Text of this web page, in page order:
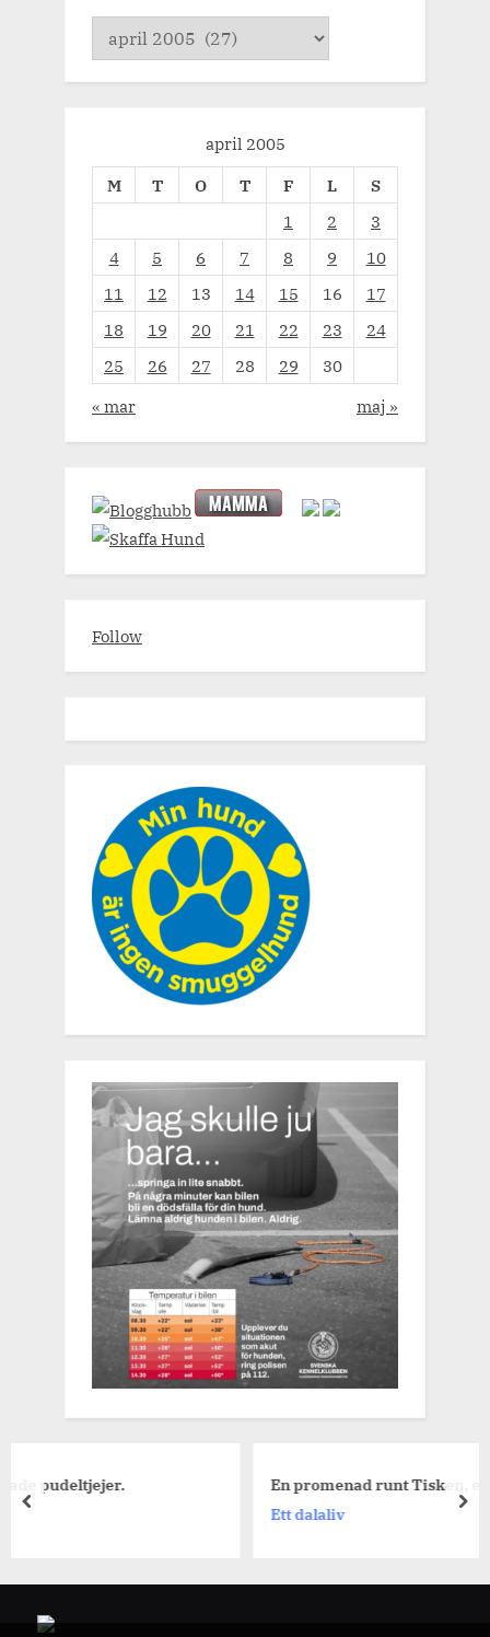
april 2005
M
T O T F L
S
1
2
3
4
5 6 7 8 9
10
11
12 13 14 15 16
17
18
19 20 21 22 23
24
25
26 27 28 29
30
« mar
maj »
Follow
En promenad runt Tisken, en fredag i
prev